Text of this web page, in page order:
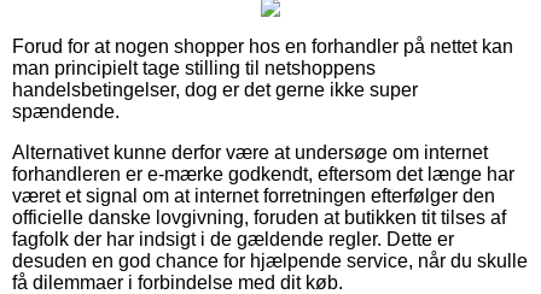
Forud for at nogen shopper hos en forhandler på nettet kan
man principielt tage stilling til netshoppens
handelsbetingelser, dog er det gerne ikke super
spændende.
Alternativet kunne derfor være at undersøge om internet
forhandleren er e-mærke godkendt, eftersom det længe har
været et signal om at internet forretningen efterfølger den
officielle danske lovgivning, foruden at butikken tit tilses af
fagfolk der har indsigt i de gældende regler. Dette er
desuden en god chance for hjælpende service, når du skulle
få dilemmaer i forbindelse med dit køb.